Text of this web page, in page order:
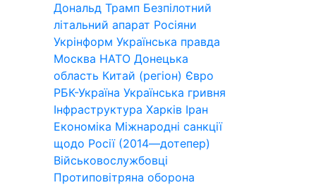
Дональд Трамп Безпілотний
літальний апарат Росіяни
Укрінформ Українська правда
Москва НАТО Донецька
область Китай (регіон) Євро
РБК-Україна Українська гривня
Інфраструктура Харків Іран
Економіка Міжнародні санкції
щодо Росії (2014—дотепер)
Військовослужбовці
Протиповітряна оборона